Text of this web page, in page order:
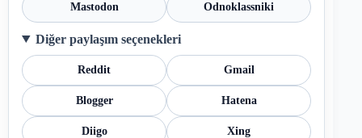
Mastodon Odnoklassniki
Diğer paylaşım seçenekleri
Reddit Gmail
Blogger Hatena
Diigo Xing